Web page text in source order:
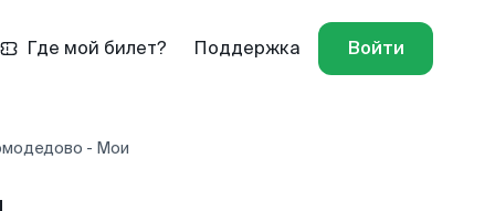
Где мой билет? Поддержка Войти
- Мои